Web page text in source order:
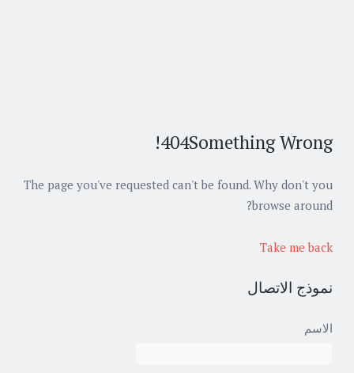
404Something Wrong!
The page you've requested can't be found. Why don't you
browse around?
Take me back
نموذج الاتصال
الاسم